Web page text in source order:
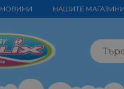
НОВИНИ НАШИТЕ